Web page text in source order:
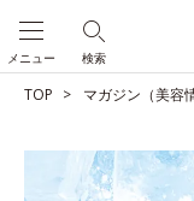
検索
メニュー
TOP マガジン（美容